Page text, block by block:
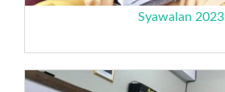
Syawalan 2023